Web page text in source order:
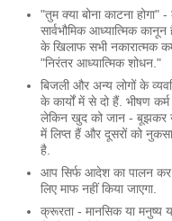
"तुम क्या बोना काटना होगा"
सार्वभौमिक आध्यात्मिक
के खिलाफ सभी नकारात्मक
"निरंतर आध्यात्मिक शोधन."
बिजली और अन्य लोगों के
के कार्यों में से दो हैं. भीषण
लेकिन खुद को जान - बूझकर
में लिप्त हैं और दूसरों को
है.
आप सिर्फ आदेश का पालन कर
लिए माफ नहीं किया जाएगा.
क्रूरता - मानसिक या मनुष्य